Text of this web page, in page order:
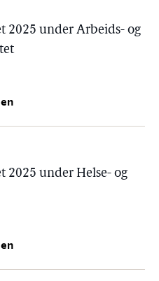
2025 under Arbeids- og
2025 under Helse- og